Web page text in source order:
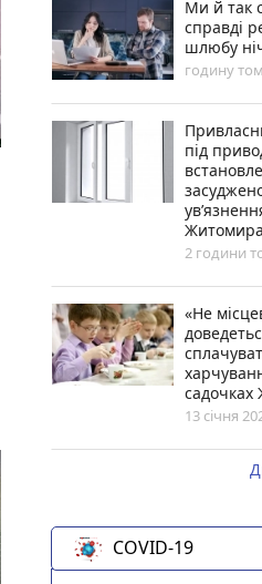
Ми й так
справді
шлюбу
годину
під
Житомира
2 години
«Не
13 січня
COVID-19